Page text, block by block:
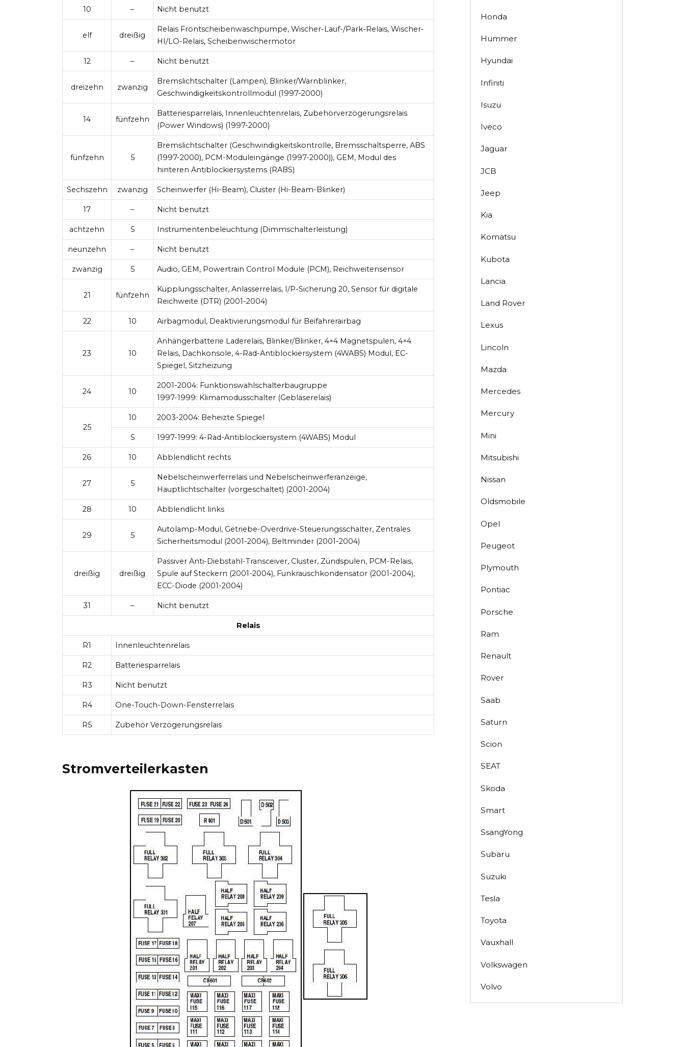
10 – Nicht benutzt
elf dreißig
Relais Frontscheibenwaschpumpe, Wischer-Lauf-/Park-Relais, Wischer-
HI/LO-Relais, Scheibenwischermotor
12 – Nicht benutzt
dreizehn zwanzig
Bremslichtschalter (Lampen), Blinker/Warnblinker,
Geschwindigkeitskontrollmodul (1997-2000)
14 fünfzehn
Batteriesparrelais, Innenleuchtenrelais, Zubehörverzögerungsrelais
(Power Windows) (1997-2000)
fünfzehn 5
Bremslichtschalter (Geschwindigkeitskontrolle, Bremsschaltsperre, ABS
(1997-2000), PCM-Moduleingänge (1997-2000)), GEM, Modul des
hinteren Antiblockiersystems (RABS)
Sechszehn zwanzig Scheinwerfer (Hi-Beam), Cluster (Hi-Beam-Blinker)
17 – Nicht benutzt
achtzehn 5 Instrumentenbeleuchtung (Dimmschalterleistung)
neunzehn – Nicht benutzt
zwanzig 5 Audio, GEM, Powertrain Control Module (PCM), Reichweitensensor
21 fünfzehn
Kupplungsschalter, Anlasserrelais, I/P-Sicherung 20, Sensor für digitale
Reichweite (DTR) (2001-2004)
22 10 Airbagmodul, Deaktivierungsmodul für Beifahrerairbag
23 10
Anhängerbatterie Laderelais, Blinker/Blinker, 4×4 Magnetspulen, 4×4
Relais, Dachkonsole, 4-Rad-Antiblockiersystem (4WABS) Modul, EC-
Spiegel, Sitzheizung
24 10
2001-2004: Funktionswahlschalterbaugruppe
1997-1999: Klimamodusschalter (Gebläserelais)
25
10 2003-2004: Beheizte Spiegel
5 1997-1999: 4-Rad-Antiblockiersystem (4WABS) Modul
26 10 Abblendlicht rechts
27 5
Nebelscheinwerferrelais und Nebelscheinwerferanzeige,
Hauptlichtschalter (vorgeschaltet) (2001-2004)
28 10 Abblendlicht links
29 5
Autolamp-Modul, Getriebe-Overdrive-Steuerungsschalter, Zentrales
Sicherheitsmodul (2001-2004), Beltminder (2001-2004)
dreißig dreißig
Passiver Anti-Diebstahl-Transceiver, Cluster, Zündspulen, PCM-Relais,
Spule auf Steckern (2001-2004), Funkrauschkondensator (2001-2004),
ECC-Diode (2001-2004)
31 – Nicht benutzt
Relais
R1 Innenleuchtenrelais
R2 Batteriesparrelais
R3 Nicht benutzt
R4 One-Touch-Down-Fensterrelais
R5 Zubehör Verzögerungsrelais
Stromverteilerkasten
Honda
Hummer
Hyundai
Infiniti
Isuzu
Iveco
Jaguar
JCB
Jeep
Kia
Komatsu
Kubota
Lancia
Land Rover
Lexus
Lincoln
Mazda
Mercedes
Mercury
Mini
Mitsubishi
Nissan
Oldsmobile
Opel
Peugeot
Plymouth
Pontiac
Porsche
Ram
Renault
Rover
Saab
Saturn
Scion
SEAT
Skoda
Smart
SsangYong
Subaru
Suzuki
Tesla
Toyota
Vauxhall
Volkswagen
Volvo